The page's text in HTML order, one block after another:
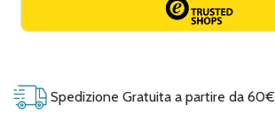
Spedizione Gratuita a partire da 60€